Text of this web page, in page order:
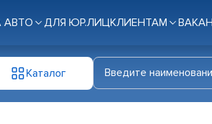
ДЛЯ ЮР.ЛИЦКЛИЕНТАМ
Каталог